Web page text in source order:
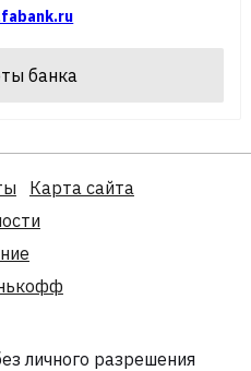
банка
Карта сайта
личного разрешения